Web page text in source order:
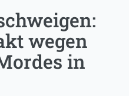
wegen
in